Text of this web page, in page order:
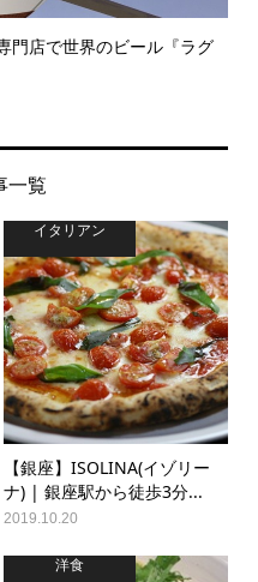
門店で世界のビール『ラグ
一覧
イタリアン
【銀座】ISOLINA(イゾリー
ナ) | 銀座駅から徒歩3分...
2019.10.20
洋食